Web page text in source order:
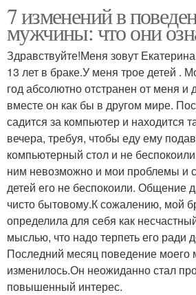
7 изменений в
мужчины: что они
Здравствуйте!Меня зовут
13 лет в браке.У меня трое детей .
год абсолютно отстранен от меня
вместе он как бы в другом мире.
садится за компьютер и находится
вечера, требуя, чтобы еду ему
компьютерный стол и не
ним невозможно и мои проблемы и
детей его не беспокоили. Общение
чисто бытовому.К сожалению, мой
определила для себя как
мыслью, что надо терпеть его ради
Последний месяц поведение моего
изменилось.Он неожиданно стал
повышенный интерес.